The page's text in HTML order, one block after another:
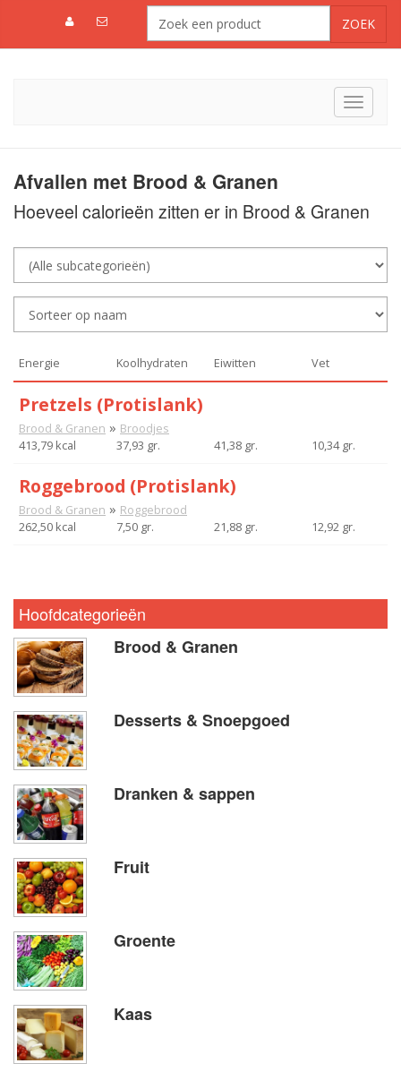
Toggle
Afvallen met Brood & Granen
Hoeveel calorieën zitten er in Brood & Granen
Energie Koolhydraten Eiwitten Vet
Pretzels (Protislank)
Brood & Granen » Broodjes
413,79 kcal
37,93 gr. 41,38 gr. 10,34 gr.
Roggebrood (Protislank)
Brood & Granen » Roggebrood
262,50 kcal
7,50 gr. 21,88 gr. 12,92 gr.
Hoofdcategorieën
Brood & Granen
Desserts & Snoepgoed
Dranken & sappen
Fruit
Groente
Kaas